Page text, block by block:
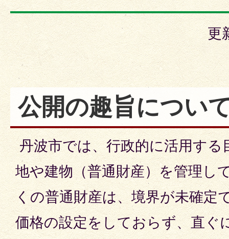
更
公開の趣旨につい
丹波市では、行政的に活用する
地や建物（普通財産）を管理し
くの普通財産は、境界が未確定
価格の設定をしておらず、直ぐ